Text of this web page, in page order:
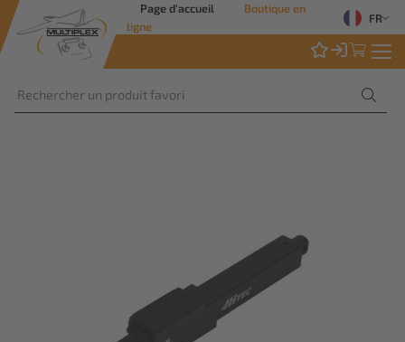
Page d'accueil
Boutique en
ligne
FR